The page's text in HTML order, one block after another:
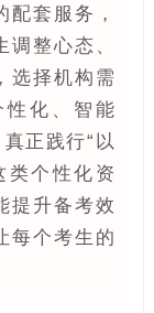
套服务，
整心态、
选择机构需
化、智能
正践行“以
类个性化资
提升备考效
每个考生的